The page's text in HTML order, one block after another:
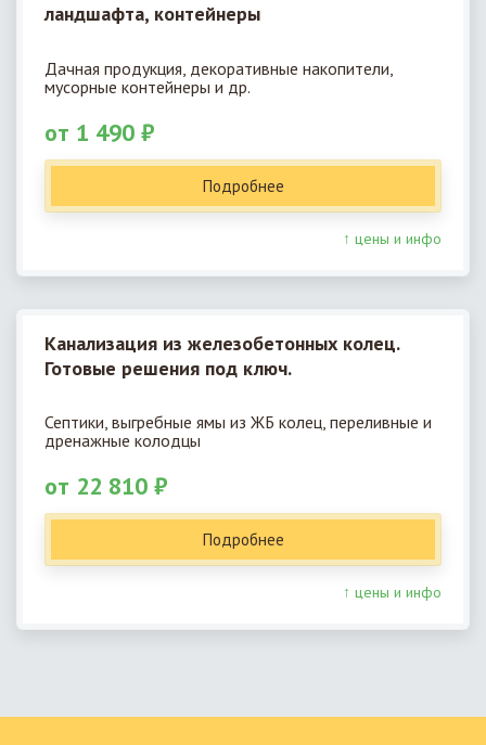
ландшафта, контейнеры
Дачная продукция, декоративные накопители,
мусорные контейнеры и др.
от 1 490 ₽
Подробнее
↑ цены и инфо
Канализация из железобетонных колец.
Готовые решения под ключ.
Септики, выгребные ямы из ЖБ колец, переливные и
дренажные колодцы
от 22 810 ₽
Подробнее
↑ цены и инфо